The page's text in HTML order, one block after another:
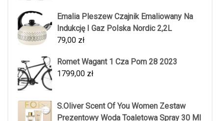
Emalia Pleszew Czajnik Emaliowany Na
Indukcję I Gaz Polska Nordic 2,2L
79,00 zł
Romet Wagant 1 Cza Pom 28 2023
1799,00 zł
S.Oliver Scent Of You Women Zestaw
Prezentowy Woda Toaletowa Spray 30 Ml